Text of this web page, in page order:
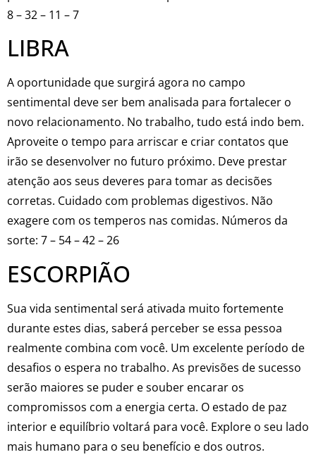
8 – 32 – 11 – 7
LIBRA
A oportunidade que surgirá agora no campo
sentimental deve ser bem analisada para fortalecer o
novo relacionamento. No trabalho, tudo está indo bem.
Aproveite o tempo para arriscar e criar contatos que
irão se desenvolver no futuro próximo. Deve prestar
atenção aos seus deveres para tomar as decisões
corretas. Cuidado com problemas digestivos. Não
exagere com os temperos nas comidas. Números da
sorte: 7 – 54 – 42 – 26
ESCORPIÃO
Sua vida sentimental será ativada muito fortemente
durante estes dias, saberá perceber se essa pessoa
realmente combina com você. Um excelente período de
desafios o espera no trabalho. As previsões de sucesso
serão maiores se puder e souber encarar os
compromissos com a energia certa. O estado de paz
interior e equilíbrio voltará para você. Explore o seu lado
mais humano para o seu benefício e dos outros.